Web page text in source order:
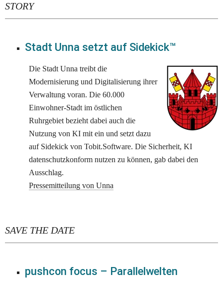
STORY
Stadt Unna setzt auf Sidekick™
Die Stadt Unna treibt die
Modernisierung und Digitalisierung ihrer
Verwaltung voran. Die 60.000
Einwohner-Stadt im östlichen
Ruhrgebiet bezieht dabei auch die
Nutzung von KI mit ein und setzt dazu
auf Sidekick von Tobit.Software. Die Sicherheit, KI
datenschutzkonform nutzen zu können, gab dabei den
Ausschlag.
Pressemitteilung von Unna
SAVE THE DATE
pushcon focus – Parallelwelten